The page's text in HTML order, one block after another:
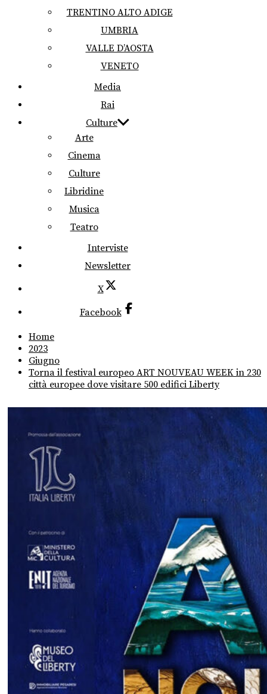
TRENTINO ALTO ADIGE
UMBRIA
VALLE D’AOSTA
VENETO
Media
Rai
Culture
Arte
Cinema
Culture
Libridine
Musica
Teatro
Interviste
Newsletter
X
Facebook
Home
2023
Giugno
Torna il festival europeo ART NOUVEAU WEEK in 230
città europee dove visitare 500 edifici Liberty